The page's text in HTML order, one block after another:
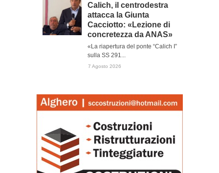
Calich, il centrodestra
attacca la Giunta
Cacciotto: «Lezione di
concretezza da ANAS»
«La riapertura del ponte “Calich I”
sulla SS 291...
7 Agosto 2026